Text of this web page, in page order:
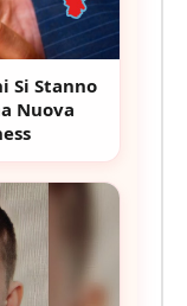
Si Stanno
Nuova